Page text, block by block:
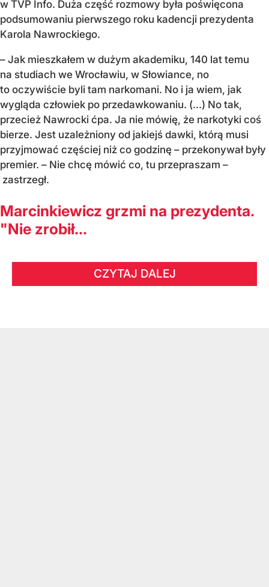
w TVP Info. Duża część rozmowy była poświęcona
podsumowaniu pierwszego roku kadencji prezydenta
Karola Nawrockiego.
– Jak mieszkałem w dużym akademiku, 140 lat temu
na studiach we Wrocławiu, w Słowiance, no
to oczywiście byli tam narkomani. No i ja wiem, jak
wygląda człowiek po przedawkowaniu. (...) No tak,
przecież Nawrocki ćpa. Ja nie mówię, że narkotyki coś
bierze. Jest uzależniony od jakiejś dawki, którą musi
przyjmować częściej niż co godzinę – przekonywał były
premier. – Nie chcę mówić co, tu przepraszam –
zastrzegł.
Marcinkiewicz grzmi na prezydenta.
"Nie zrobił...
CZYTAJ DALEJ